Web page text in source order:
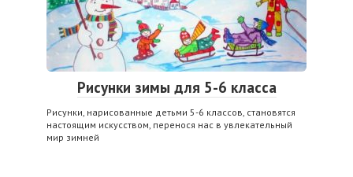
Рисунки зимы для 5-6 класса
Рисунки, нарисованные детьми 5-6 классов, становятся
настоящим искусством, перенося нас в увлекательный
мир зимней